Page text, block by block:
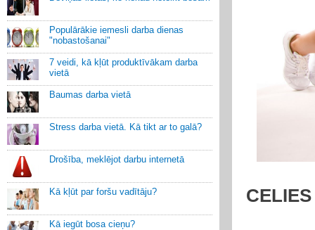
Populārākie iemesli darba dienas
"nobastošanai"
7 veidi, kā kļūt produktīvākam darba
vietā
Baumas darba vietā
Stress darba vietā. Kā tikt ar to galā?
Drošība, meklējot darbu internetā
Kā kļūt par foršu vadītāju?
Kā iegūt bosa cieņu?